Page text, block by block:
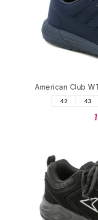
American Club
42 43